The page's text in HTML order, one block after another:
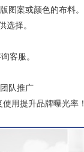
图案或颜色的布料。
择。
客服。
队推广
用提升品牌曝光率！